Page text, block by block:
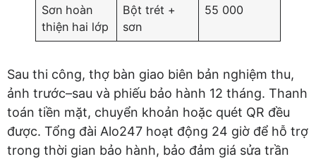
Sơn hoàn
thiện hai lớp
Bột trét +
sơn
55 000
Sau thi công, thợ bàn giao biên bản nghiệm thu,
ảnh trước–sau và phiếu bảo hành 12 tháng. Thanh
toán tiền mặt, chuyển khoản hoặc quét QR đều
được. Tổng đài Alo247 hoạt động 24 giờ để hỗ trợ
trong thời gian bảo hành, bảo đảm giá sửa trần